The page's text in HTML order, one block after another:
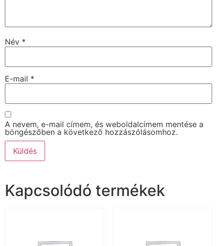
Név *
E-mail *
A nevem, e-mail címem, és weboldalcímem mentése a
böngészőben a következő hozzászólásomhoz.
Kapcsolódó termékek